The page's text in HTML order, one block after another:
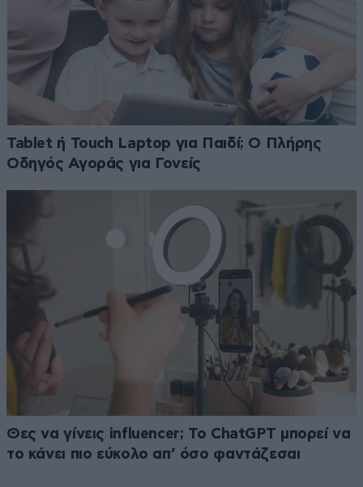
Tablet ή Touch Laptop για Παιδί; Ο Πλήρης
Οδηγός Αγοράς για Γονείς
Θες να γίνεις influencer; Το ChatGPT μπορεί να
το κάνει πιο εύκολο απ’ όσο φαντάζεσαι